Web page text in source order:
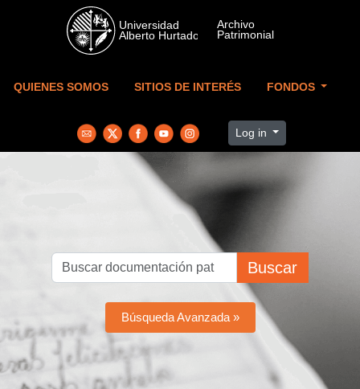
Skip to main content
QUIENES SOMOS SITIOS DE INTERÉS FONDOS
Log in
Buscar
Búsqueda Avanzada »